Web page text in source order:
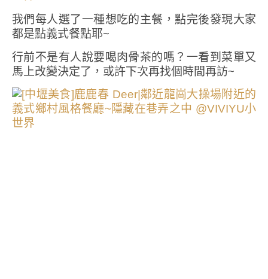
我們每人選了一種想吃的主餐，點完後發現大家
都是點義式餐點耶~
行前不是有人說要喝肉骨茶的嗎？一看到菜單又
馬上改變決定了，或許下次再找個時間再訪~